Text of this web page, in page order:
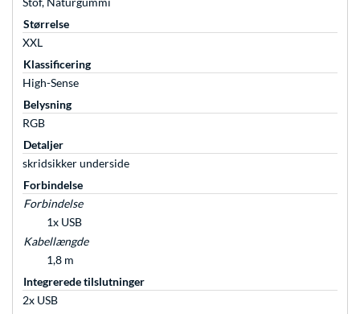
Størrelse
XXL
Klassificering
High-Sense
Belysning
RGB
Detaljer
skridsikker underside
Forbindelse
Forbindelse
1x USB
Kabellængde
1,8 m
Integrerede tilslutninger
2x USB